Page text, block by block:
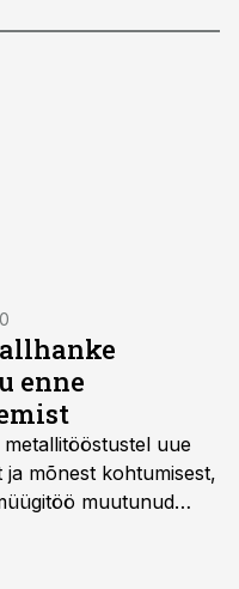
enne
metallitööstustel uue
ja mõnest kohtumisest,
muutunud